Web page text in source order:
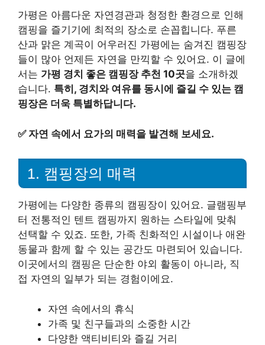
가평은 아름다운 자연경관과 청정한 환경으로 인해
캠핑을 즐기기에 최적의 장소로 손꼽힙니다. 푸른
산과 맑은 계곡이 어우러진 가평에는 숨겨진 캠핑장
들이 많아 언제든 자연을 만끽할 수 있어요. 이 글에
서는 가평 경치 좋은 캠핑장 추천 10곳을 소개하겠
습니다. 특히, 경치와 여유를 동시에 즐길 수 있는 캠
핑장은 더욱 특별하답니다.
✅ 자연 속에서 요가의 매력을 발견해 보세요.
1. 캠핑장의 매력
가평에는 다양한 종류의 캠핑장이 있어요. 글램핑부
터 전통적인 텐트 캠핑까지 원하는 스타일에 맞춰
선택할 수 있죠. 또한, 가족 친화적인 시설이나 애완
동물과 함께 할 수 있는 공간도 마련되어 있습니다.
이곳에서의 캠핑은 단순한 야외 활동이 아니라, 직
접 자연의 일부가 되는 경험이에요.
자연 속에서의 휴식
가족 및 친구들과의 소중한 시간
다양한 액티비티와 즐길 거리